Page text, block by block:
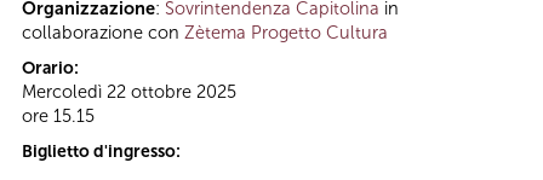
Organizzazione: Sovrintendenza Capitolina in
collaborazione con Zètema Progetto Cultura
Orario:
Mercoledì 22 ottobre 2025
ore 15.15
Biglietto d'ingresso: